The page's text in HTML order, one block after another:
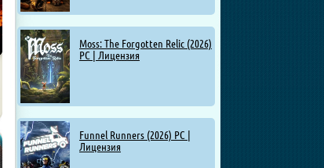
Moss: The Forgotten Relic (2026)
PC | Лицензия
Funnel Runners (2026) PC |
Лицензия